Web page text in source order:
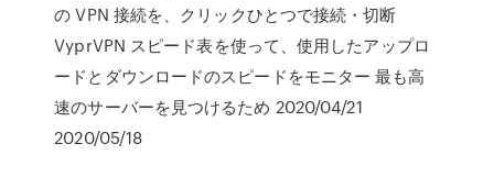
の VPN 接続を、クリックひとつで接続・切断
VyprVPN スピード表を使って、使用したアップロ
ードとダウンロードのスピードをモニター 最も高
速のサーバーを見つけるため 2020/04/21
2020/05/18